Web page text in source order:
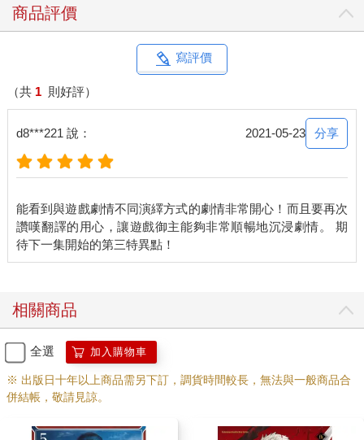
商品評價
寫評價
（共 1 則好評）
d8***221 說： 2021-05-23 分享
能看到與遊戲劇情不同演繹方式的劇情非常開心！而且要再次
讚嘆翻譯的用心，讓遊戲御主能夠非常順暢地沉浸劇情。 期
相關商品
全選 加入購物車
※ 出版日十年以上商品需另下訂，調貨時間較長，無法與一般商品合
併結帳，敬請見諒。